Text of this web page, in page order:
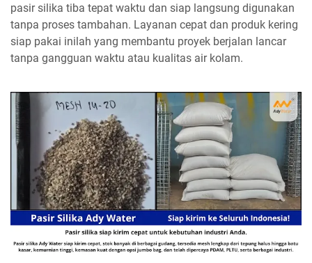
pasir silika tiba tepat waktu dan siap langsung digunakan
tanpa proses tambahan. Layanan cepat dan produk kering
siap pakai inilah yang membantu proyek berjalan lancar
tanpa gangguan waktu atau kualitas air kolam.